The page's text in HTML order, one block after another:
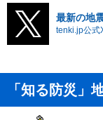
最新の地
tenki.jp公式
「知る防災」